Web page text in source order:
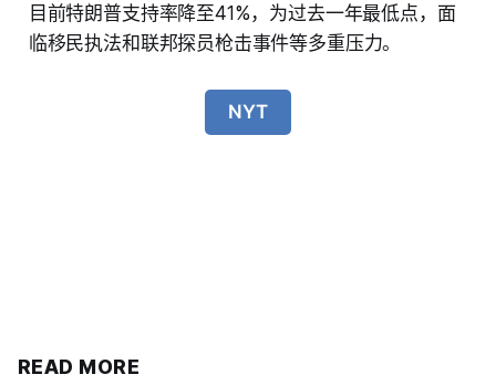
目前特朗普支持率降至41%，为过去一年最低点，面
临移民执法和联邦探员枪击事件等多重压力。
NYT
READ MORE